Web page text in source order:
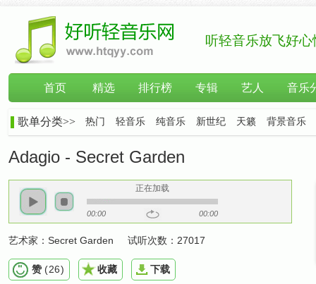
听轻音乐放飞好心
首页 精选 排行榜 专辑 艺人 音乐
歌单分类>> 热门 轻音乐 纯音乐 新世纪 天籁 背景音乐
Adagio - Secret Garden
正在加载
00:00 00:00
艺术家： Secret Garden 试听次数： 27017
赞 (26) 收藏 下载